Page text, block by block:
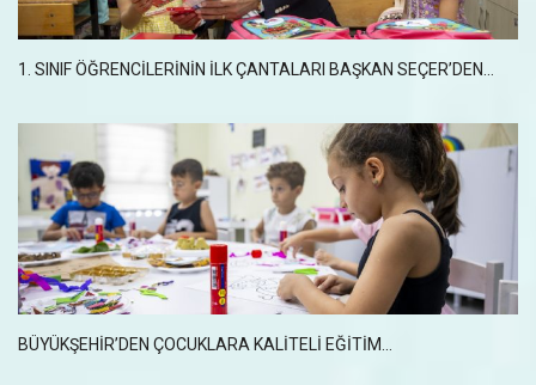
1. SINIF ÖĞRENCİLERİNİN İLK ÇANTALARI BAŞKAN SEÇER’DEN...
BÜYÜKŞEHİR’DEN ÇOCUKLARA KALİTELİ EĞİTİM...